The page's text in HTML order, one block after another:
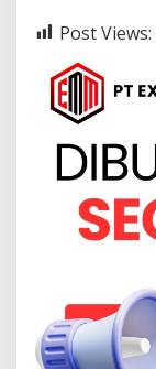
Post Views: